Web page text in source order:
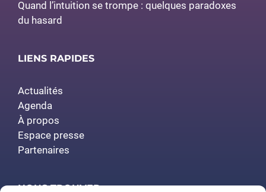
Quand l’intuition se trompe : quelques paradoxes
du hasard
LIENS RAPIDES
Actualités
Agenda
À propos
Espace presse
Partenaires
NOUS TROUVER